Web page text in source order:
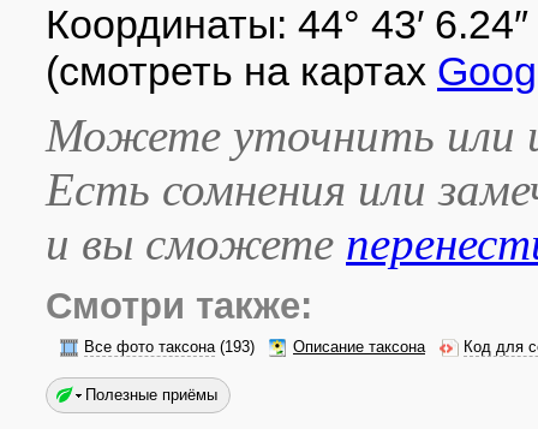
Координаты: 44° 43′
(смотреть на картах
Можете уточнить или
Есть сомнения или
и вы сможете
Смотри также:
Все фото таксона(193) Описание таксона Код для
Полезные приёмы